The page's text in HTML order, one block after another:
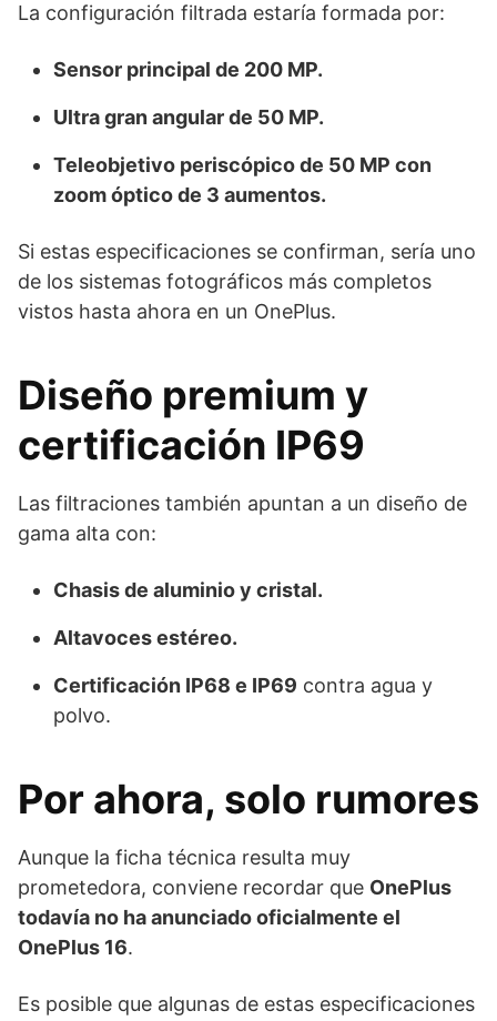
La configuración filtrada estaría formada por:
Sensor principal de 200 MP.
Ultra gran angular de 50 MP.
Teleobjetivo periscópico de 50 MP con
zoom óptico de 3 aumentos.
Si estas especificaciones se confirman, sería uno
de los sistemas fotográficos más completos
vistos hasta ahora en un OnePlus.
Diseño premium y
certificación IP69
Las filtraciones también apuntan a un diseño de
gama alta con:
Chasis de aluminio y cristal.
Altavoces estéreo.
Certificación IP68 e IP69 contra agua y
polvo.
Por ahora, solo rumores
Aunque la ficha técnica resulta muy
prometedora, conviene recordar que OnePlus
todavía no ha anunciado oficialmente el
OnePlus 16.
Es posible que algunas de estas especificaciones